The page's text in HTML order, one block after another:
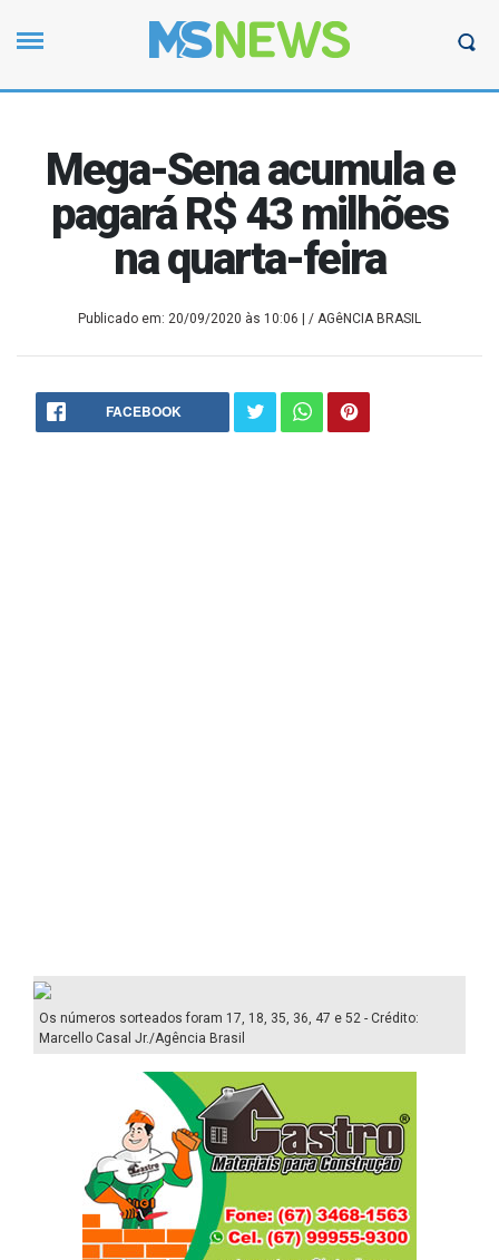
Mega-Sena acumula e
pagará R$ 43 milhões
na quarta-feira
Publicado em: 20/09/2020 às 10:06 | / AGêNCIA BRASIL
FACEBOOK
Os números sorteados foram 17, 18, 35, 36, 47 e 52 - Crédito:
Marcello Casal Jr./Agência Brasil